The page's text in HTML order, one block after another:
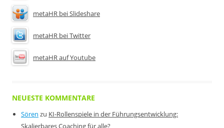
metaHR bei Slideshare
metaHR bei Twitter
metaHR auf Youtube
NEUESTE KOMMENTARE
Sören zu KI-Rollenspiele in der Führungsentwicklung: